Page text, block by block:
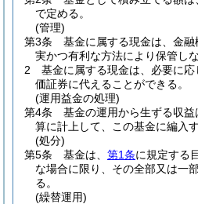
で定める。
(管理)
第3条
基金に属する現金は、金
実かつ有利な方法により保管し
2
基金に属する現金は、必要に
価証券に代えることができる。
(運用益金の処理)
第4条
基金の運用から生ずる収
算に計上して、この基金に編入
(処分)
第5条
基金は、 第1条に規定する
な場合に限り、その全部又は一
る。
(繰替運用)